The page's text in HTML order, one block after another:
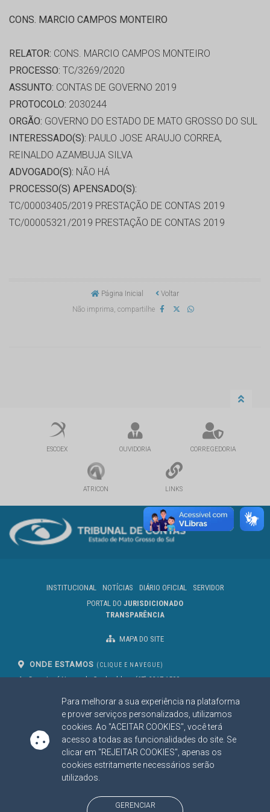
Para melhorar a sua experiência na plataforma
e prover serviços personalizados, utilizamos
cookies. Ao "ACEITAR COOKIES", você terá
acesso a todas as funcionalidades do site. Se
clicar em "REJEITAR COOKIES", apenas os
cookies estritamente necessários serão
utilizados.
GERENCIAR
CONS. MARCIO CAMPOS MONTEIRO
RELATOR: CONS. MARCIO CAMPOS MONTEIRO
PROCESSO: TC/3269/2020
ASSUNTO: CONTAS DE GOVERNO 2019
PROTOCOLO: 2030244
ORGÃO: GOVERNO DO ESTADO DE MATO GROSSO DO SUL
INTERESSADO(S): PAULO JOSE ARAUJO CORREA,
REINALDO AZAMBUJA SILVA
ADVOGADO(S): NÃO HÁ
PROCESSO(S) APENSADO(S):
TC/00003405/2019 PRESTAÇÃO DE CONTAS 2019
TC/00005321/2019 PRESTAÇÃO DE CONTAS 2019
Página Inicial
Voltar
Não imprima, compartilhe
ESCOEX OUVIDORIA CORREGEDORIA
ATRICON LINKS
INSTITUCIONAL NOTÍCIAS DIÁRIO OFICIAL
SERVIDOR
PORTAL DO JURISDICIONADO
TRANSPARÊNCIA
MAPA DO SITE
ONDE ESTAMOS (CLIQUE E NAVEGUE)
Av. Des. José Nunes da Cunha, bloco
Campo Grande/MS
CEP: 79031-310
(67) 3317-1500
SIGA NOSSAS REDES SOCIAIS
Linked InYoutube
Facebook
X
BAIXE NOSSO APLICATIVO